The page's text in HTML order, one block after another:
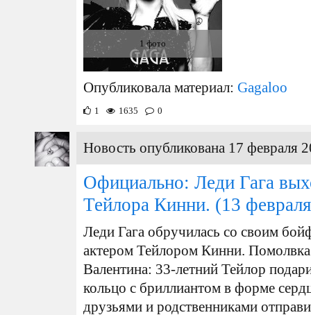
1 фото
Опубликовала материал: Gagaloo
1 1635 0
Новость опубликована 17 февраля
Официально: Леди Гага
Тейлора Кинни. (13
Леди Гага обручилась со своим
актером Тейлором Кинни. Помолвка
Валентина: 33-летний Тейлор
кольцо с бриллиантом в форме
друзьями и родственниками